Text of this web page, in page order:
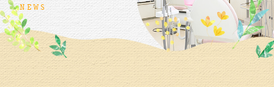
NEWS